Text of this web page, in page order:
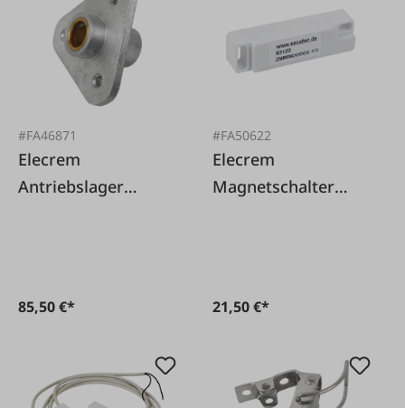
#FA46871
Elecrem
Antriebslager
85,50 €*
#FA50622
Elecrem
Magnetschalter
21,50 €*